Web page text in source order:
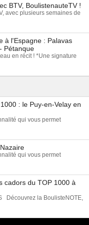
BTV, BoulistenauteTV !
avec plusieurs semaines de
à l'Espagne : Palavas
Pétanque
en récit ! *Une signature
: le Puy-en-Velay en
qui vous permet
qui vous permet
cadors du TOP 1000 à
Découvrez la BoulisteNOTE,